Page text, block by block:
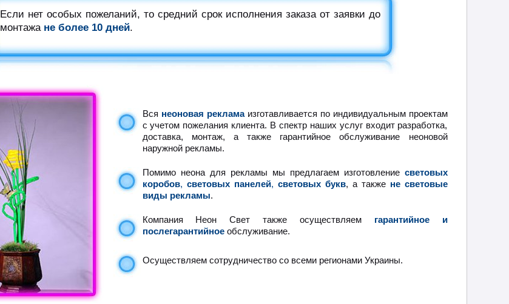
Если нет особых пожеланий, то средний срок исполнения заказа от заявки до
монтажа не более 10 дней.
Вся неоновая рекламаизготавливается по индивидуальным проектам
с учетом пожелания клиента. В спектр наших услуг входит разработка,
доставка, монтаж, а также гарантийное обслуживание неоновой
наружной рекламы.
Помимо неона для рекламы мы предлагаем изготовление световых
коробов, световых панелей, световых букв, а также не световые
виды рекламы.
Компания Неон Свет также осуществляем гарантийное и
послегарантийноеобслуживание.
Осуществляем сотрудничество со всеми регионами Украины.